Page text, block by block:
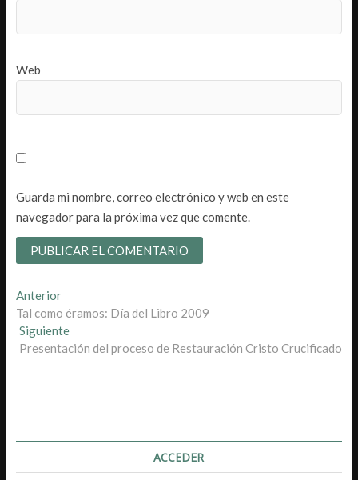
Web
Guarda mi nombre, correo electrónico y web en este
navegador para la próxima vez que comente.
Navegación
de
entradas
AnteriorEntrada
anterior:
Tal como éramos: Día del Libro 2009
SiguienteEntrada
siguiente:
Presentación del proceso de Restauración Cristo Crucificado
ACCEDER